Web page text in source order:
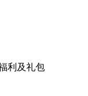
利 及礼包